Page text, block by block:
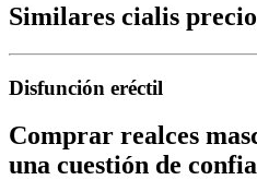
Similares cialis
Disfunción eréctil
Comprar realces
una cuestión de